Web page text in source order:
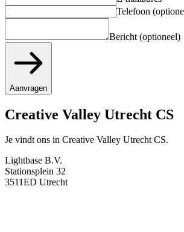
Telefoon
Bericht (optioneel)
Aanvragen
Creative Valley Utrecht CS
Je vindt ons in Creative Valley Utrecht CS.
Lightbase B.V.
Stationsplein 32
3511ED Utrecht